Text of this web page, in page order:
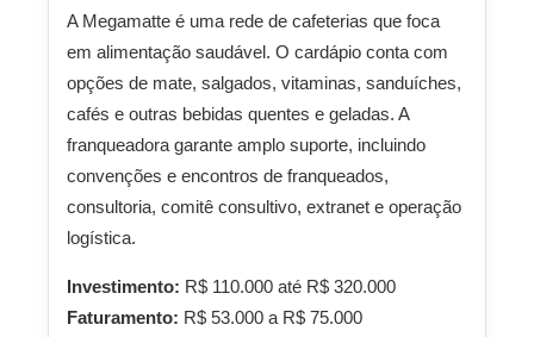
A Megamatte é uma rede de cafeterias que foca
em alimentação saudável. O cardápio conta com
opções de mate, salgados, vitaminas, sanduíches,
cafés e outras bebidas quentes e geladas. A
franqueadora garante amplo suporte, incluindo
convenções e encontros de franqueados,
consultoria, comitê consultivo, extranet e operação
logística.
Investimento: R$ 110.000 até R$ 320.000
Faturamento: R$ 53.000 a R$ 75.000